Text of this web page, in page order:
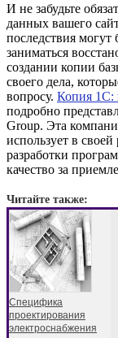
И не забудьте
данных вашего
последствия
заниматься
создании копии
своего дела,
вопросу. Копия 1С:
подробно
Group. Эта
использует в
разработки
качество за
Читайте также:
Специфика
проектирования
электроснабжения